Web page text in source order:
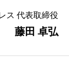
ス 代表取締役
藤田 卓弘